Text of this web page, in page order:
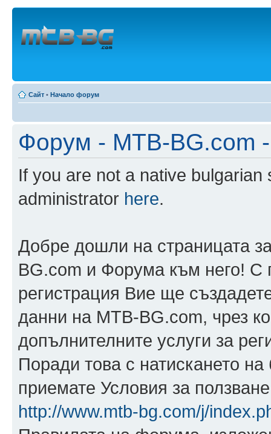
Сайт • Начало форум
Форум - MTB-BG.com
If you are not a native
administrator here.
Добре дошли на страницата
BG.com и Форума към него! С
регистрация Вие ще
данни на MTB-BG.com, чрез
допълнителните услуги за
Поради това с натискането
приемате Условия за
http://www.mtb-bg.com/j/